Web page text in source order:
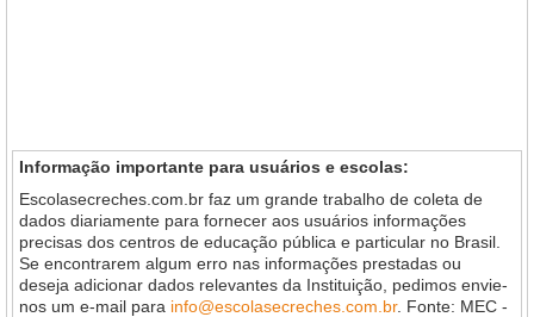
Informação importante para usuários e escolas:
Escolasecreches.com.br faz um grande trabalho de coleta de
dados diariamente para fornecer aos usuários informações
precisas dos centros de educação pública e particular no Brasil.
Se encontrarem algum erro nas informações prestadas ou
deseja adicionar dados relevantes da Instituição, pedimos envie-
nos um e-mail para info@escolasecreches.com.br. Fonte: MEC -